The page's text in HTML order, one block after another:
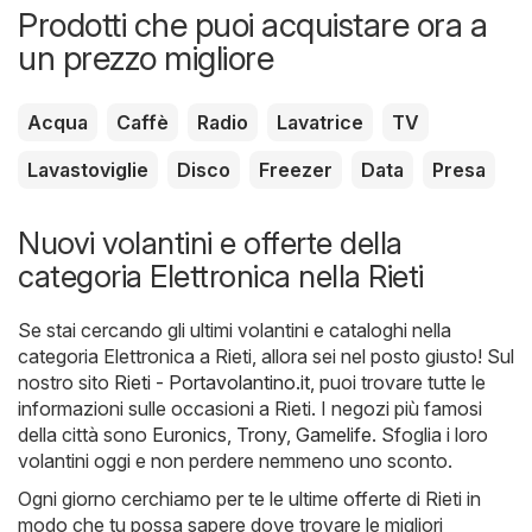
Prodotti che puoi acquistare ora a
un prezzo migliore
Acqua Caffè Radio Lavatrice
TV
Lavastoviglie
Disco Freezer Data Presa
Nuovi volantini e offerte della
categoria Elettronica nella Rieti
Se stai cercando gli ultimi volantini e cataloghi nella
categoria Elettronica a Rieti, allora sei nel posto giusto! Sul
nostro sito Rieti - Portavolantino.it, puoi trovare tutte le
informazioni sulle occasioni a Rieti. I negozi più famosi
della città sono Euronics, Trony, Gamelife. Sfoglia i loro
volantini oggi e non perdere nemmeno uno sconto.
Ogni giorno cerchiamo per te le ultime offerte di Rieti in
modo che tu possa sapere dove trovare le migliori